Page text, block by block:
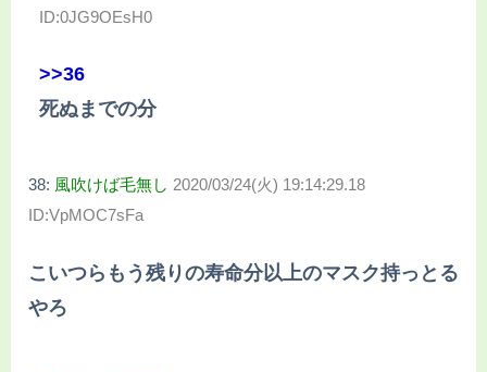
ID:0JG9OEsH0
>>36
死ぬまでの分
38: 風吹けば毛無し 2020/03/24(火) 19:14:29.18
ID:VpMOC7sFa
こいつらもう残りの寿命分以上のマスク持っとる
やろ